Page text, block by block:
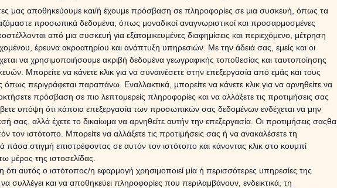
μας αποθηκεύουμε και/ή έχουμε πρόσβαση σε πληροφορίες σε μια συσκευή, όπως τα
προσωπικά δεδομένα, όπως μοναδικοί αναγνωριστικοί και προσαρμοσμένες
από μια συσκευή για εξατομικευμένες διαφημίσεις και περιεχόμενο, μέτρηση
έρευνα ακροατηρίου και ανάπτυξη υπηρεσιών. Με την άδειά σας, εμείς και οι
να χρησιμοποιήσουμε ακριβή δεδομένα γεωγραφικής τοποθεσίας και ταυτοποίησης
Μπορείτε να κάνετε κλικ για να συναινέσετε στην επεξεργασία από εμάς και τους
περιγράφεται παραπάνω. Εναλλακτικά, μπορείτε να κάνετε κλικ για να αρνηθείτε να
πρόσβαση σε πιο λεπτομερείς πληροφορίες και να αλλάξετε τις προτιμήσεις σας
υπόψη ότι κάποια επεξεργασία των προσωπικών σας δεδομένων ενδέχεται να μην
σας, αλλά έχετε το δικαίωμα να αρνηθείτε αυτήν την επεξεργασία. Οι προτιμήσεις σαςθα
τον ιστότοπο. Μπορείτε να αλλάξετε τις προτιμήσεις σας ή να ανακαλέσετε τη
στιγμή επιστρέφοντας σε αυτόν τον ιστότοπο και κάνοντας κλικ στο κουμπί
μέρος της ιστοσελίδας.
αυτός ο ιστότοπος/η εφαρμογή χρησιμοποιεί μία ή περισσότερες υπηρεσίες της
συλλέγει και να αποθηκεύει πληροφορίες που περιλαμβάνουν, ενδεικτικά, τη
Ταύρος με Λέων
Ταύρος με Σκορπιό
Ταύρος με Υδροχόο
Ταύρος με Παρθένο
Ταύρος με Τοξότη
Ταύρος με Ιχθείς
Δίδυμοι με Ταύρο
Δίδυμοι με Λέων
Δίδυμοι με Σκορπιό
Δίδυμοι με Υδροχόο
Δίδυμοι με Δίδυμους
Δίδυμοι με Παρθένο
Δίδυμοι με Τοξότη
Δίδυμοι με Ιχθείς
Καρκίνος με Ταύρο
Καρκίνος με Λέων
Καρκίνος με Σκορπιό
Καρκίνος με Υδροχόο
Καρκίνος με Δίδυμους
Καρκίνος με Τοξότη
Καρκίνος με Ιχθείς